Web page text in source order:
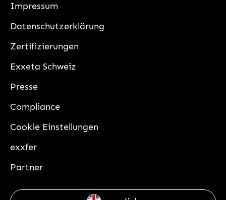
Impressum
Datenschutzerklärung
Zertifizierungen
Exxeta Schweiz
Presse
Compliance
Cookie Einstellungen
exxfer
Partner